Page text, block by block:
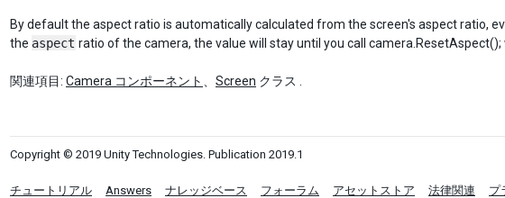
By default the aspect ratio is automatically calculated from the screen's aspect ratio,
the aspect ratio of the camera, the value will stay until you call
関連項目: Camera コンポーネント Screen クラス .
Copyright © 2019 Unity Technologies. Publication 2019.1
チュートリアル Answers ナレッジベース フォーラム アセットストア 法律関連 プ